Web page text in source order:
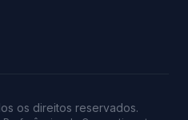
os direitos reservados.